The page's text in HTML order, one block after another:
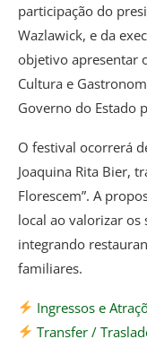
participação do
Wazlawick, e da
objetivo apresentar
Cultura e
Governo do Estado
O festival ocorrerá
Joaquina Rita Bier,
Florescem”. A
local ao valorizar os
integrando
familiares.
Ingressos e
Transfer /